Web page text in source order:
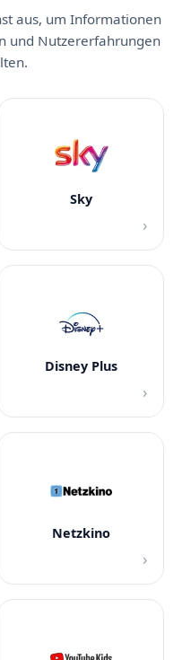
aus, um Informationen
und Nutzererfahrungen
Sky
›
Disney Plus
›
Netzkino
›